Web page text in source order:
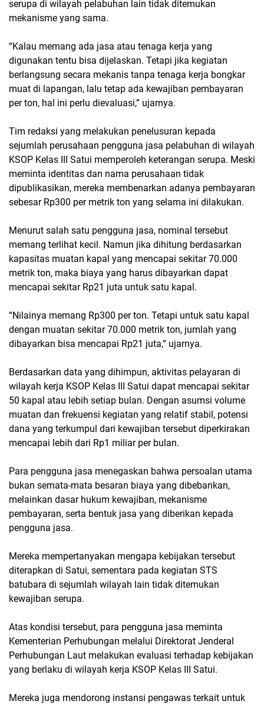
serupa di wilayah pelabuhan lain tidak ditemukan
mekanisme yang sama.
“Kalau memang ada jasa atau tenaga kerja yang
digunakan tentu bisa dijelaskan. Tetapi jika kegiatan
berlangsung secara mekanis tanpa tenaga kerja bongkar
muat di lapangan, lalu tetap ada kewajiban pembayaran
per ton, hal ini perlu dievaluasi,” ujarnya.
Tim redaksi yang melakukan penelusuran kepada
sejumlah perusahaan pengguna jasa pelabuhan di wilayah
KSOP Kelas III Satui memperoleh keterangan serupa. Meski
meminta identitas dan nama perusahaan tidak
dipublikasikan, mereka membenarkan adanya pembayaran
sebesar Rp300 per metrik ton yang selama ini dilakukan.
Menurut salah satu pengguna jasa, nominal tersebut
memang terlihat kecil. Namun jika dihitung berdasarkan
kapasitas muatan kapal yang mencapai sekitar 70.000
metrik ton, maka biaya yang harus dibayarkan dapat
mencapai sekitar Rp21 juta untuk satu kapal.
“Nilainya memang Rp300 per ton. Tetapi untuk satu kapal
dengan muatan sekitar 70.000 metrik ton, jumlah yang
dibayarkan bisa mencapai Rp21 juta,” ujarnya.
Berdasarkan data yang dihimpun, aktivitas pelayaran di
wilayah kerja KSOP Kelas III Satui dapat mencapai sekitar
50 kapal atau lebih setiap bulan. Dengan asumsi volume
muatan dan frekuensi kegiatan yang relatif stabil, potensi
dana yang terkumpul dari kewajiban tersebut diperkirakan
mencapai lebih dari Rp1 miliar per bulan.
Para pengguna jasa menegaskan bahwa persoalan utama
bukan semata-mata besaran biaya yang dibebankan,
melainkan dasar hukum kewajiban, mekanisme
pembayaran, serta bentuk jasa yang diberikan kepada
pengguna jasa.
Mereka mempertanyakan mengapa kebijakan tersebut
diterapkan di Satui, sementara pada kegiatan STS
batubara di sejumlah wilayah lain tidak ditemukan
kewajiban serupa.
Atas kondisi tersebut, para pengguna jasa meminta
Kementerian Perhubungan melalui Direktorat Jenderal
Perhubungan Laut melakukan evaluasi terhadap kebijakan
yang berlaku di wilayah kerja KSOP Kelas III Satui.
Mereka juga mendorong instansi pengawas terkait untuk